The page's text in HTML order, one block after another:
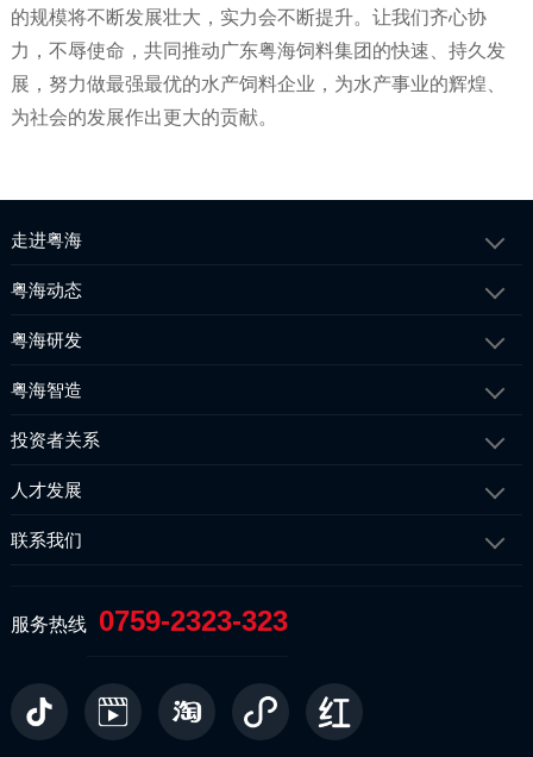
的规模将不断发展壮大，实力会不断提升。让我们齐心协
力，不辱使命，共同推动广东粤海饲料集团的快速、持久发
展，努力做最强最优的水产饲料企业，为水产事业的辉煌、
为社会的发展作出更大的贡献。
走进粤海
粤海动态
粤海研发
粤海智造
投资者关系
人才发展
联系我们
服务热线 0759-2323-323